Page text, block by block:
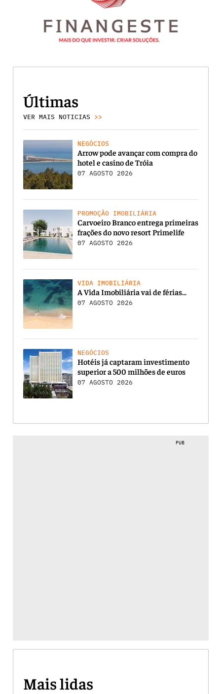
Últimas
VER MAIS NOTICIAS >>
NEGÓCIOS
Arrow pode avançar com compra do
hotel e casino de Tróia
07 AGOSTO 2026
PROMOÇÃO IMOBILIÁRIA
Carvoeiro Branco entrega primeiras
frações do novo resort Primelife
07 AGOSTO 2026
VIDA IMOBILIÁRIA
A Vida Imobiliária vai de férias…
07 AGOSTO 2026
NEGÓCIOS
Hotéis já captaram investimento
superior a 500 milhões de euros
07 AGOSTO 2026
PUB
Mais lidas